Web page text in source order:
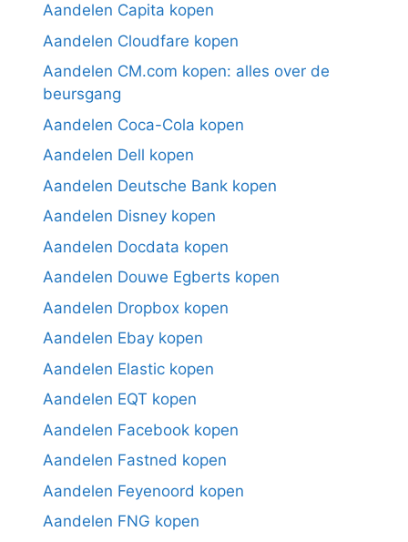
Aandelen Capita kopen
Aandelen Cloudfare kopen
Aandelen CM.com kopen: alles over de
beursgang
Aandelen Coca-Cola kopen
Aandelen Dell kopen
Aandelen Deutsche Bank kopen
Aandelen Disney kopen
Aandelen Docdata kopen
Aandelen Douwe Egberts kopen
Aandelen Dropbox kopen
Aandelen Ebay kopen
Aandelen Elastic kopen
Aandelen EQT kopen
Aandelen Facebook kopen
Aandelen Fastned kopen
Aandelen Feyenoord kopen
Aandelen FNG kopen